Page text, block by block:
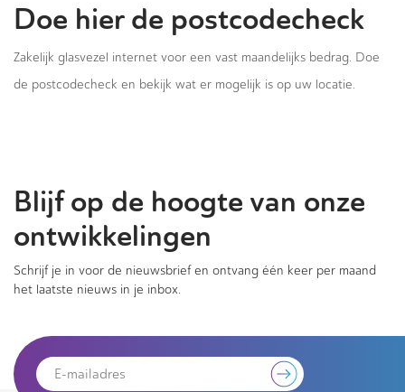
Doe hier de postcodecheck
Zakelijk glasvezel internet voor een vast maandelijks bedrag. Doe
de postcodecheck en bekijk wat er mogelijk is op uw locatie.
Blijf op de hoogte van onze
ontwikkelingen
Schrijf je in voor de nieuwsbrief en ontvang één keer per maand
het laatste nieuws in je inbox.